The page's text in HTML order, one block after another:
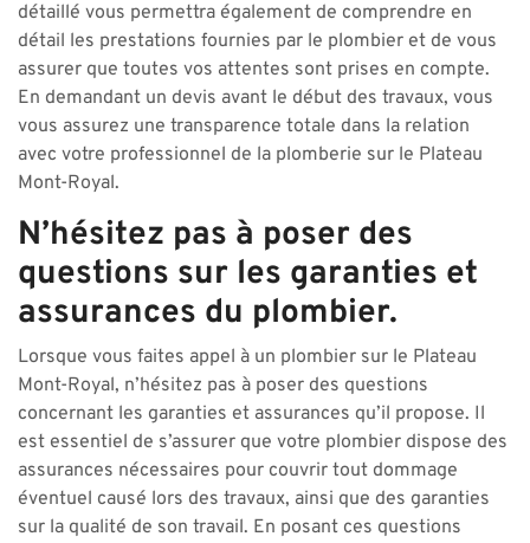
détaillé vous permettra également de comprendre en
détail les prestations fournies par le plombier et de vous
assurer que toutes vos attentes sont prises en compte.
En demandant un devis avant le début des travaux, vous
vous assurez une transparence totale dans la relation
avec votre professionnel de la plomberie sur le Plateau
Mont-Royal.
N’hésitez pas à poser des
questions sur les garanties et
assurances du plombier.
Lorsque vous faites appel à un plombier sur le Plateau
Mont-Royal, n’hésitez pas à poser des questions
concernant les garanties et assurances qu’il propose. Il
est essentiel de s’assurer que votre plombier dispose des
assurances nécessaires pour couvrir tout dommage
éventuel causé lors des travaux, ainsi que des garanties
sur la qualité de son travail. En posant ces questions